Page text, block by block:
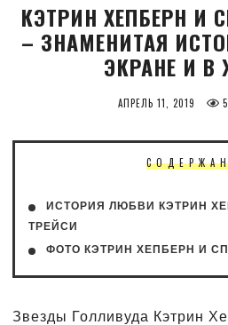
КЭТРИН ХЕПБЕРН И
– ЗНАМЕНИТАЯ
ЭКРАНЕ И
АПРЕЛЬ 11, 2019
ИСТОРИЯ ЛЮБВИ КЭТРИН
ТРЕЙСИ
ФОТО КЭТРИН ХЕПБЕРН И
Звезды Голливуда Кэтрин